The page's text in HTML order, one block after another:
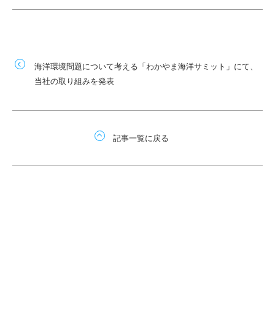
海洋環境問題について考える「わかやま海洋サミット」にて、
当社の取り組みを発表
記事一覧に戻る